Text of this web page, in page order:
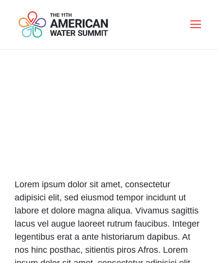
Lorem ipsum dolor sit amet, consectetur
adipisici elit, sed eiusmod tempor incidunt ut
labore et dolore magna aliqua. Vivamus sagittis
lacus vel augue laoreet rutrum faucibus. Integer
legentibus erat a ante historiarum dapibus. At
nos hinc posthac, sitientis piros Afros. Lorem